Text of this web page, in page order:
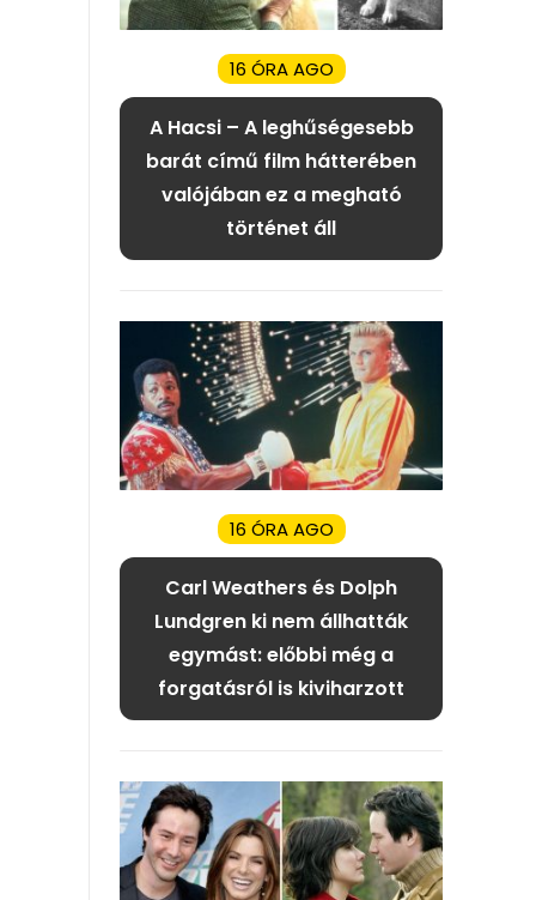
16 ÓRA AGO
A Hacsi – A leghűségesebb
barát című film hátterében
valójában ez a megható
történet áll
16 ÓRA AGO
Carl Weathers és Dolph
Lundgren ki nem állhatták
egymást: előbbi még a
forgatásról is kiviharzott